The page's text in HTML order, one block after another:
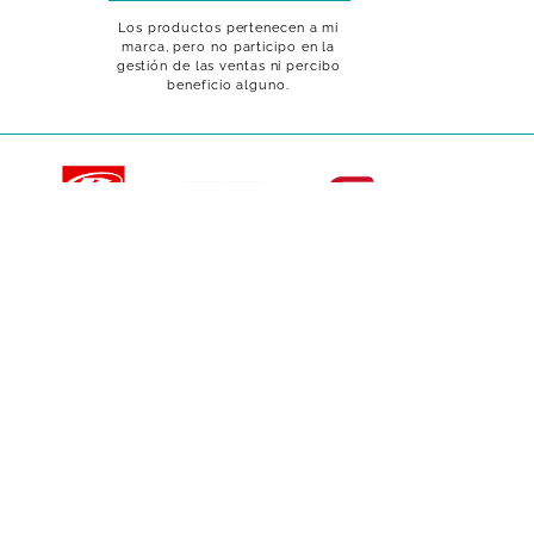
Los productos pertenecen a mi
marca, pero no participo en la
gestión de las ventas ni percibo
beneficio alguno.